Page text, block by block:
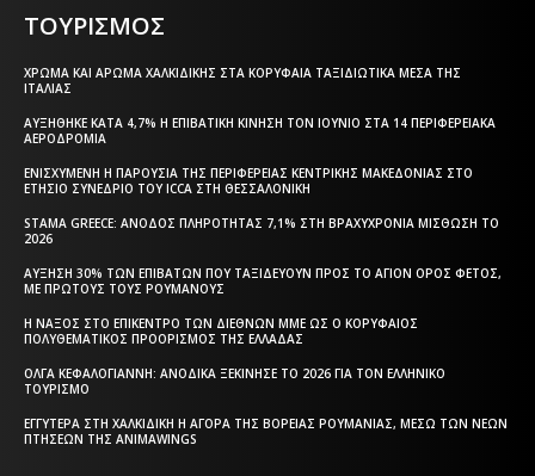
ΤΟΥΡΙΣΜΟΣ
ΧΡΏΜΑ ΚΑΙ ΆΡΩΜΑ ΧΑΛΚΙΔΙΚΉΣ ΣΤΑ ΚΟΡΥΦΑΊΑ ΤΑΞΙΔΙΩΤΙΚΆ ΜΈΣΑ ΤΗΣ
ΙΤΑΛΊΑΣ
ΑΥΞΉΘΗΚΕ ΚΑΤΆ 4,7% Η ΕΠΙΒΑΤΙΚΉ ΚΊΝΗΣΗ ΤΟΝ ΙΟΎΝΙΟ ΣΤΑ 14 ΠΕΡΙΦΕΡΕΙΑΚΆ
ΑΕΡΟΔΡΌΜΙΑ
ΕΝΙΣΧΥΜΈΝΗ Η ΠΑΡΟΥΣΊΑ ΤΗΣ ΠΕΡΙΦΈΡΕΙΑΣ ΚΕΝΤΡΙΚΉΣ ΜΑΚΕΔΟΝΊΑΣ ΣΤΟ
ΕΤΉΣΙΟ ΣΥΝΈΔΡΙΟ ΤΟΥ ICCA ΣΤΗ ΘΕΣΣΑΛΟΝΊΚΗ
STAMA GREECE: ΆΝΟΔΟΣ ΠΛΗΡΌΤΗΤΑΣ 7,1% ΣΤΗ ΒΡΑΧΥΧΡΌΝΙΑ ΜΊΣΘΩΣΗ ΤΟ
2026
ΑΎΞΗΣΗ 30% ΤΩΝ ΕΠΙΒΑΤΏΝ ΠΟΥ ΤΑΞΙΔΕΎΟΥΝ ΠΡΟΣ ΤΟ ΆΓΙΟΝ ΌΡΟΣ ΦΈΤΟΣ,
ΜΕ ΠΡΏΤΟΥΣ ΤΟΥΣ ΡΟΥΜΆΝΟΥΣ
Η ΝΆΞΟΣ ΣΤΟ ΕΠΊΚΕΝΤΡΟ ΤΩΝ ΔΙΕΘΝΏΝ ΜΜΕ ΩΣ Ο ΚΟΡΥΦΑΊΟΣ
ΠΟΛΥΘΕΜΑΤΙΚΌΣ ΠΡΟΟΡΙΣΜΌΣ ΤΗΣ ΕΛΛΆΔΑΣ
ΌΛΓΑ ΚΕΦΑΛΟΓΙΆΝΝΗ: ΑΝΟΔΙΚΆ ΞΕΚΊΝΗΣΕ ΤΟ 2026 ΓΙΑ ΤΟΝ ΕΛΛΗΝΙΚΌ
ΤΟΥΡΙΣΜΌ
ΕΓΓΎΤΕΡΑ ΣΤΗ ΧΑΛΚΙΔΙΚΉ Η ΑΓΟΡΆ ΤΗΣ ΒΌΡΕΙΑΣ ΡΟΥΜΑΝΊΑΣ, ΜΈΣΩ ΤΩΝ ΝΈΩΝ
ΠΤΉΣΕΩΝ ΤΗΣ ANIMAWINGS